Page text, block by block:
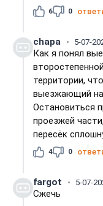
6 0
chapa 5-07-
Как я понял
территории,
выезжающий на
Остановиться
проезжей
пересёк
4 0
fargot 5-07-
Сжечь